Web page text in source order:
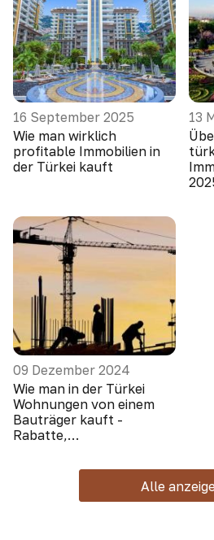
16 September 2025
Wie man wirklich
profitable Immobilien in
der Türkei kauft
13
09 Dezember 2024
Wie man in der Türkei
Wohnungen von einem
Bauträger kauft -
Rabatte,
Alle